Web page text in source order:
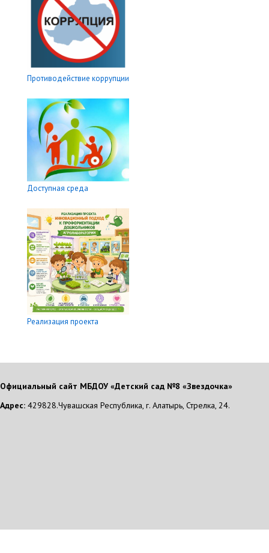
Противодействие коррупции
Доступная среда
Реализация проекта
Официальный сайт МБДОУ «Детский сад №8 «Звездочка»
Адрес: 429828.Чувашская Республика, г. Алатырь, Стрелка, 24.